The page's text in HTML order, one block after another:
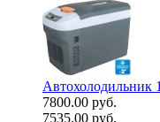
Автохолодильник
7800.00 руб.
7535.00 руб.